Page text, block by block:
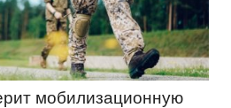
мобилизационную